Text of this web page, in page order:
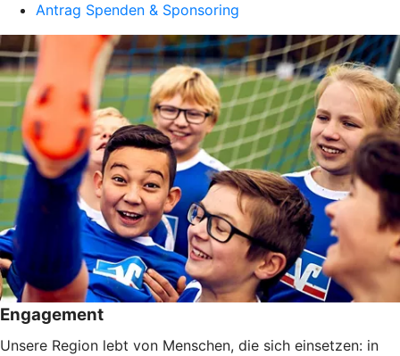
Antrag Spenden & Sponsoring
Engagement
Unsere Region lebt von Menschen, die sich einsetzen: in